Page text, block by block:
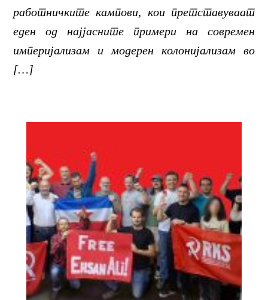
работничките кампови, кои претставуваат
еден од најјасните примери на современ
империјализам и модерен колонијализам во
[…]